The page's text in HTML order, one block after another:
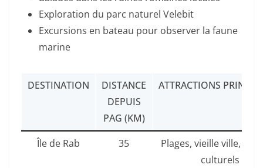
Exploration du parc naturel Velebit
Excursions en bateau pour observer la faune
marine
DESTINATION
DISTANCE
DEPUIS
PAG (KM)
ATTRACTIONS
Île de Rab 35
Plages, vieille ville,
culturels